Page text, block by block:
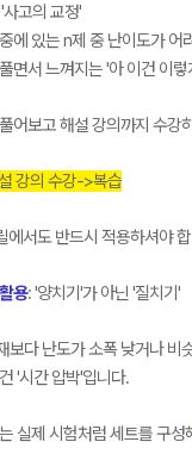
사고의 교정'
에 있는 n제 중 난이도가 어
면서 느껴지는 '아 이건 이
어보고 해설 강의까지 수강
강의 수강->복습
에서도 반드시 적용하셔야
용: '양치기'가 아닌 '질치기'
보다 난도가 소폭 낮거나 비
'시간 압박'입니다.
실제 시험처럼 세트를 구성